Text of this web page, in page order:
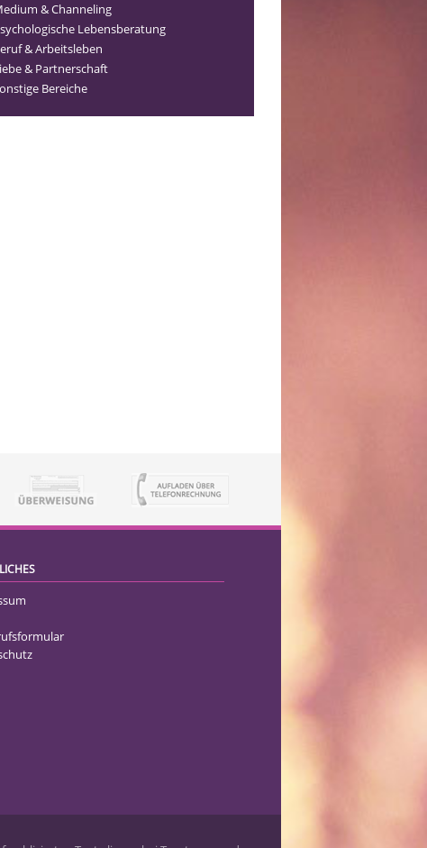
& Channeling
Lebensberatung
& Arbeitsleben
& Partnerschaft
Bereiche